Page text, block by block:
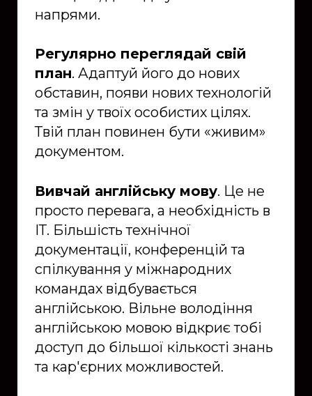
напрями.
Регулярно переглядай свій
план. Адаптуй його до нових
обставин, появи нових технологій
та змін у твоїх особистих цілях.
Твій план повинен бути «живим»
документом.
Вивчай англійську мову. Це не
просто перевага, а необхідність в
ІТ. Більшість технічної
документації, конференцій та
спілкування у міжнародних
командах відбувається
англійською. Вільне володіння
англійською мовою відкриє тобі
доступ до більшої кількості знань
та кар'єрних можливостей.